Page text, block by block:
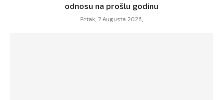
odnosu na prošlu godinu
Petak, 7 Augusta 2026,